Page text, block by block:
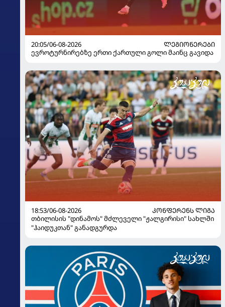
20:05/06-08-2026
ᲚᲔᲒᲘᲝᲜᲔᲠᲔᲑᲘ
ევროტურნირებზე ერთი ქართული გოლი მაინც გავიდა
18:53/06-08-2026
ᲙᲝᲜᲤᲔᲠᲔᲜᲡ ᲚᲘᲒᲐ
თბილისის "დინამოს" მძლეველი "ჟალგირისი" სახლში
"ჰაიდუკთან" განადგურდა